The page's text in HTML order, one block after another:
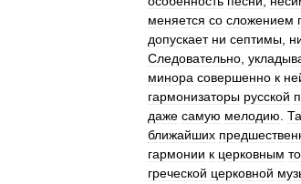
меняется со сложением
допускает ни септимы
Следовательно
минора совершенно к
гармонизаторы русской
даже самую мелодию
ближайших
гармонии к церковным
греческой церковной